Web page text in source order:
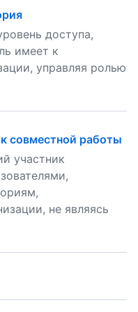
доступа,
имеет к
управляя ролью
совместной работы
участник
не являясь